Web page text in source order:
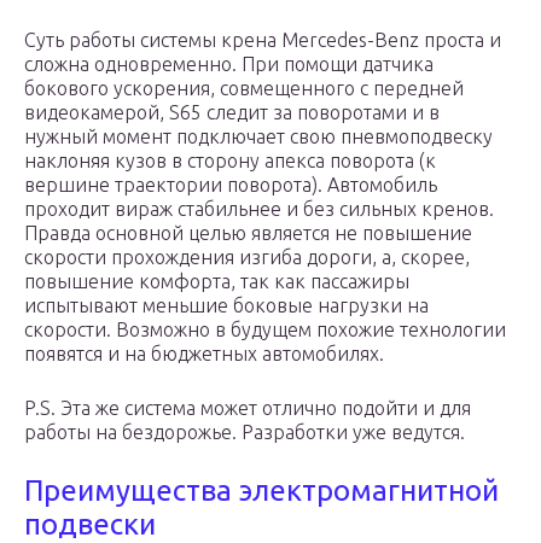
Суть работы системы крена Mercedes-Benz проста и
сложна одновременно. При помощи датчика
бокового ускорения, совмещенного с передней
видеокамерой, S65 следит за поворотами и в
нужный момент подключает свою пневмоподвеску
наклоняя кузов в сторону апекса поворота (к
вершине траектории поворота). Автомобиль
проходит вираж стабильнее и без сильных кренов.
Правда основной целью является не повышение
скорости прохождения изгиба дороги, а, скорее,
повышение комфорта, так как пассажиры
испытывают меньшие боковые нагрузки на
скорости. Возможно в будущем похожие технологии
появятся и на бюджетных автомобилях.
P.S. Эта же система может отлично подойти и для
работы на бездорожье. Разработки уже ведутся.
Преимущества электромагнитной
подвески